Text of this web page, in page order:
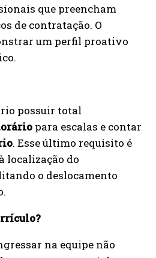
que preencham
de contratação. O
um perfil proativo
possuir total
para escalas e contar
. Esse último requisito é
localização do
o deslocamento
na equipe não